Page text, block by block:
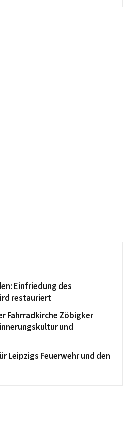
Einfriedung des
restauriert
Fahrradkirche Zöbigker
und
Leipzigs Feuerwehr und den